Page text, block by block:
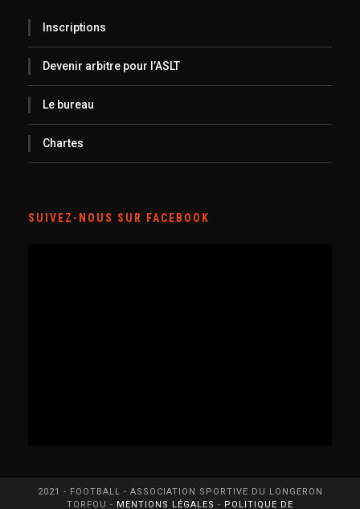
Inscriptions
Devenir arbitre pour l’ASLT
Le bureau
Chartes
SUIVEZ-NOUS SUR FACEBOOK
2021 - FOOTBALL - ASSOCIATION SPORTIVE DU LONGERON
TORFOU - MENTIONS LÉGALES - POLITIQUE DE